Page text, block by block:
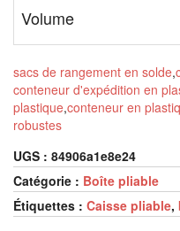
Volume
sacs de rangement en solde,
conteneur d'expédition en
plastique,conteneur en
robustes
UGS : 84906a1e8e24
Catégorie : Boîte pliable
Étiquettes : Caisse pliable,